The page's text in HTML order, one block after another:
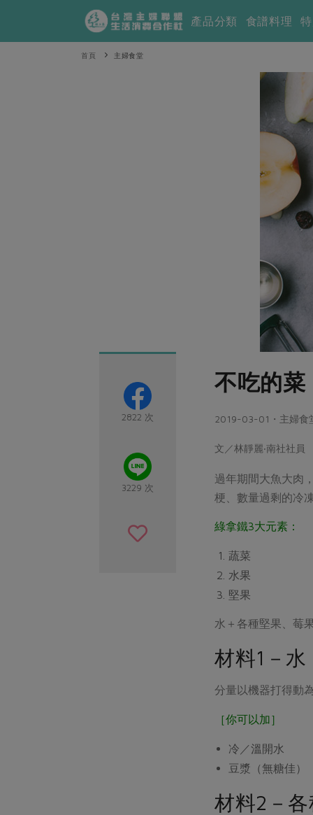
產品分類 食譜料理
首頁 主婦食堂
2822 次
3229 次
不吃的菜
2019-03-01・主婦食
文／林靜麗‧南社社
過年期間大魚大肉
梗、數量過剩的冷
綠拿鐵3大元素：
蔬菜
水果
堅果
水＋各種堅果、莓
材料1－水
分量以機器打得動
［你可以加］
冷／溫開水
豆漿（無糖佳）
材料2－